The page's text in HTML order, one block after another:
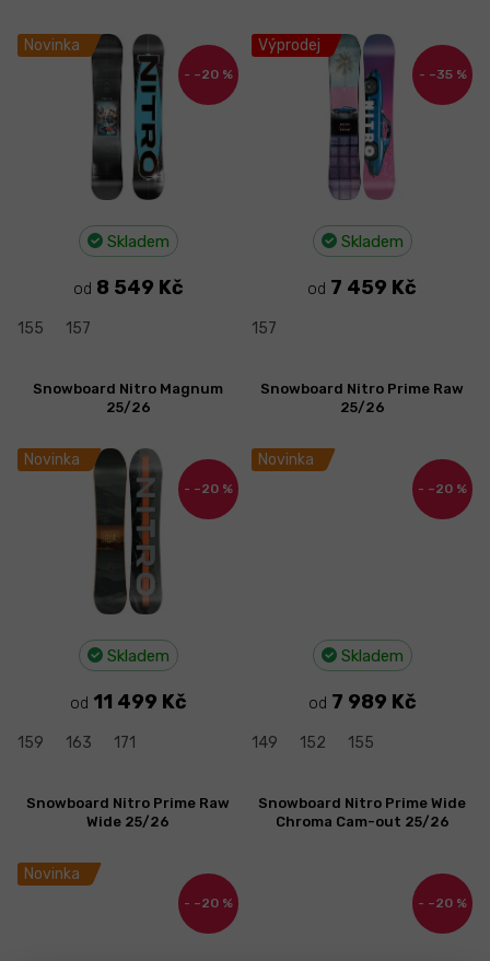
s
Novinka
–20 %
Skladem
od 8 549 Kč
155 157
Výprodej
–35 %
Skladem
od 7 459 Kč
157
Novinka
–20 %
Snowboard Nitro Magnum
25/26
Skladem
od 11 499 Kč
159 163 171
Novinka
–20 %
Snowboard Nitro Prime Raw
25/26
Skladem
od 7 989 Kč
149 152 155
Novinka
–20 %
Snowboard Nitro Prime Raw
Wide 25/26
–20 %
Snowboard Nitro Prime Wide
Chroma Cam-out 25/26